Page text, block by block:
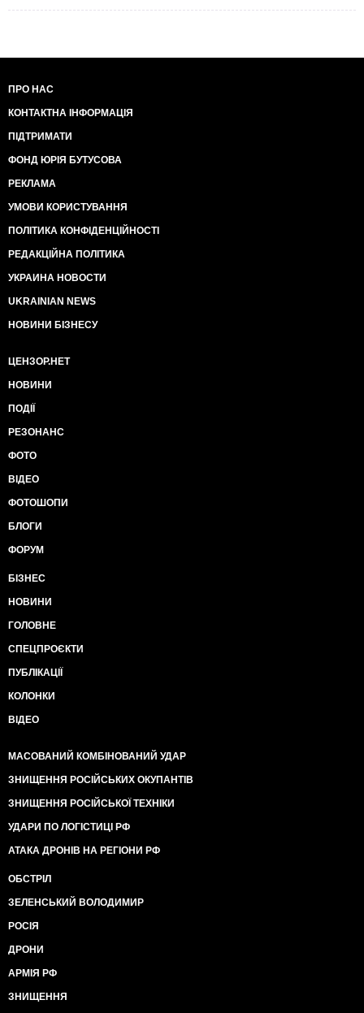
ПРО НАС
КОНТАКТНА ІНФОРМАЦІЯ
ПІДТРИМАТИ
ФОНД ЮРІЯ БУТУСОВА
РЕКЛАМА
УМОВИ КОРИСТУВАННЯ
ПОЛІТИКА КОНФІДЕНЦІЙНОСТІ
РЕДАКЦІЙНА ПОЛІТИКА
УКРАИНА НОВОСТИ
UKRAINIAN NEWS
НОВИНИ БІЗНЕСУ
ЦЕНЗОР.НЕТ
НОВИНИ
ПОДІЇ
РЕЗОНАНС
ФОТО
ВІДЕО
ФОТОШОПИ
БЛОГИ
ФОРУМ
БІЗНЕС
НОВИНИ
ГОЛОВНЕ
СПЕЦПРОЄКТИ
ПУБЛІКАЦІЇ
КОЛОНКИ
ВІДЕО
МАСОВАНИЙ КОМБІНОВАНИЙ УДАР
ЗНИЩЕННЯ РОСІЙСЬКИХ ОКУПАНТІВ
ЗНИЩЕННЯ РОСІЙСЬКОЇ ТЕХНІКИ
УДАРИ ПО ЛОГІСТИЦІ РФ
АТАКА ДРОНІВ НА РЕГІОНИ РФ
ОБСТРІЛ
ЗЕЛЕНСЬКИЙ ВОЛОДИМИР
РОСІЯ
ДРОНИ
АРМІЯ РФ
ЗНИЩЕННЯ